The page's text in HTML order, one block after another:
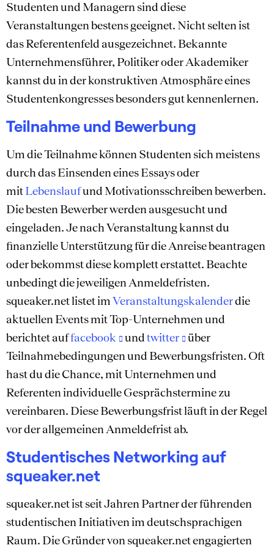
Studenten und Managern sind diese
Veranstaltungen bestens geeignet. Nicht selten ist
das Referentenfeld ausgezeichnet. Bekannte
Unternehmensführer, Politiker oder Akademiker
kannst du in der konstruktiven Atmosphäre eines
Studentenkongresses besonders gut kennenlernen.
Teilnahme und Bewerbung
Um die Teilnahme können Studenten sich meistens
durch das Einsenden eines Essays oder
mitLebenslaufund Motivationsschreiben bewerben.
Die besten Bewerber werden ausgesucht und
eingeladen. Je nach Veranstaltung kannst du
finanzielle Unterstützung für die Anreise beantragen
oder bekommst diese komplett erstattet. Beachte
unbedingt die jeweiligen Anmeldefristen.
squeaker.net listet im Veranstaltungskalenderdie
aktuellen Events mit Top-Unternehmen und
berichtet auffacebook undtwitter
über
Teilnahmebedingungen und Bewerbungsfristen. Oft
hast du die Chance, mit Unternehmen und
Referenten individuelle Gesprächstermine zu
vereinbaren. Diese Bewerbungsfrist läuft in der Regel
vor der allgemeinen Anmeldefrist ab.
Studentisches Networking auf
squeaker.net
squeaker.net ist seit Jahren Partner der führenden
studentischen Initiativen im deutschsprachigen
Raum. Die Gründer von squeaker.net engagierten